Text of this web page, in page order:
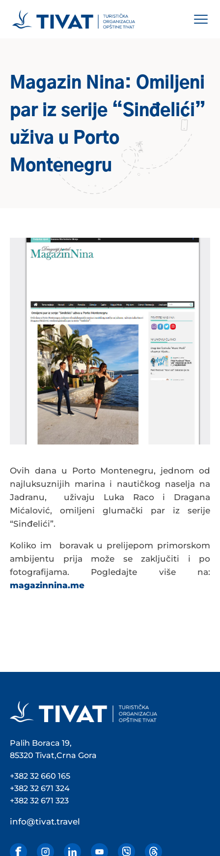
Magazin Nina: Omiljeni
par iz serije “Sinđelići”
uživa u Porto
Montenegru
Ovih dana u Porto Montenegru, jednom od
najluksuznijih marina i nautičkog naselja na
Jadranu, uživaju Luka Raco i Dragana
Mićalović, omiljeni glumački par iz serije
“Sinđelići”.
Koliko im boravak u prelijepom primorskom
ambijentu prija može se zaključiti i po
fotografijama. Pogledajte više na:
magazinnina.me
Palih Boraca 19,
85320 Tivat,Crna Gora
+382 32 660 165
+382 32 671 324
+382 32 671 323
info@tivat.travel